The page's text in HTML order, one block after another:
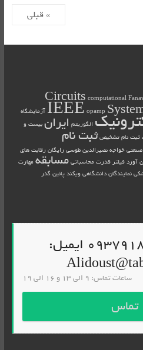
» قبلی
Circuits computational
IEEEopamp
آزمایشگاه
الگوریتم ایران بیست و
نام تشخیصثبت نام
صنعتی خواجه نصیرالدین طوسی رایگان رقابت های
آورد فیلتر قدرت محاسباتی مسابقه مهارت
نمایندگان دانشگاهی ویکند پائین گذر
همراه: 09379183141 ایمیل:
ساعات تماس: 9 الی 13 و 16 الی 19
تماس